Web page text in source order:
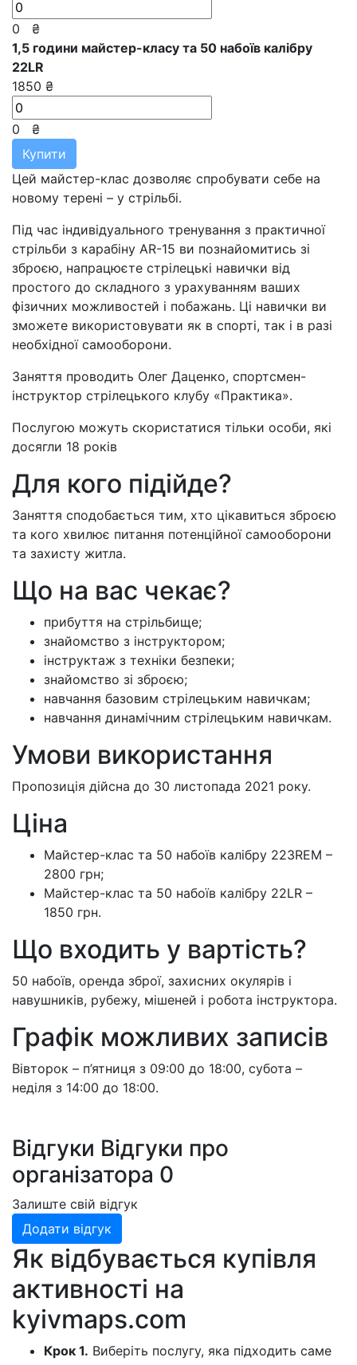
0
₴
1,5 години майстер-класу та 50 набоїв калібру
22LR
1850 ₴
0
₴
Купити
Цей майстер-клас дозволяє спробувати себе на
новому терені – у стрільбі.
Під час індивідуального тренування з практичної
стрільби з карабіну AR-15 ви познайомитись зі
зброєю, напрацюєте стрілецькі навички від
простого до складного з урахуванням ваших
фізичних можливостей і побажань. Ці навички ви
зможете використовувати як в спорті, так і в разі
необхідної самооборони.
Заняття проводить Олег Даценко, спортсмен-
інструктор стрілецького клубу «Практика».
Послугою можуть скористатися тільки особи, які
досягли 18 років
Для кого підійде?
Заняття сподобається тим, хто цікавиться зброєю
та кого хвилює питання потенційної самооборони
та захисту житла.
Що на вас чекає?
прибуття на стрільбище;
знайомство з інструктором;
інструктаж з техніки безпеки;
знайомство зі зброєю;
навчання базовим стрілецьким навичкам;
навчання динамічним стрілецьким навичкам.
Умови використання
Пропозиція дійсна до 30 листопада 2021 року.
Ціна
Майстер-клас та 50 набоїв калібру 223REM –
2800 грн;
Майстер-клас та 50 набоїв калібру 22LR –
1850 грн.
Що входить у вартість?
50 набоїв, оренда зброї, захисних окулярів і
навушників, рубежу, мішеней і робота інструктора.
Графік можливих записів
Вівторок – п’ятниця з 09:00 до 18:00, субота –
неділя з 14:00 до 18:00.
Відгуки Відгуки про
організатора 0
Залиште свій відгук
Додати відгук
Як відбувається купівля
активності на
kyivmaps.com
Крок 1. Виберіть послугу, яка підходить саме